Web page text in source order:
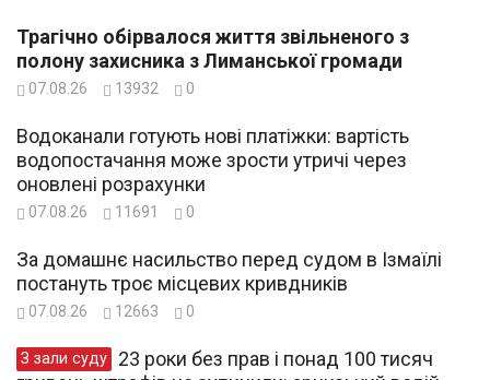
Трагічно обірвалося життя звільненого з
полону захисника з Лиманської громади
07.08.26 13932 0
Водоканали готують нові платіжки: вартість
водопостачання може зрости утричі через
оновлені розрахунки
07.08.26 11691 0
За домашнє насильство перед судом в Ізмаїлі
постануть троє місцевих кривдників
07.08.26 12663 0
З зали суду